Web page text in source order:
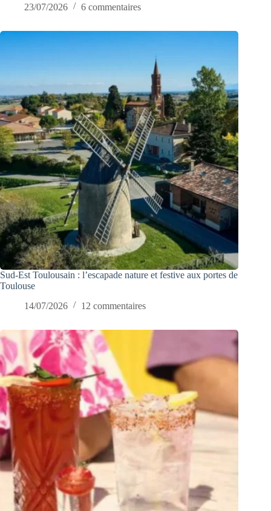
23/07/2026
6 commentaires
Sud-Est Toulousain : l’escapade nature et festive aux portes de
Toulouse
14/07/2026
12 commentaires